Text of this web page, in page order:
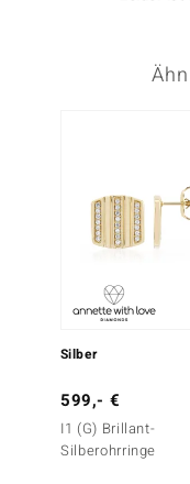
BY DE MELO
Silber
599,- €
I1 (G) Brillant-
Silberohrringe